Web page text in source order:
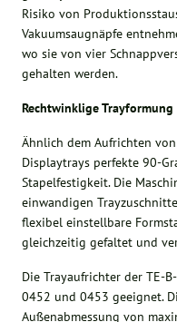
Risiko von
Vakuumsaugnäpfe
wo sie von vier
gehalten werden.
Rechtwinklige Trayformung
Ähnlich dem Aufrichten
Displaytrays perfekte 90-
Stapelfestigkeit. Die
einwandigen
flexibel einstellbare
gleichzeitig gefaltet und
Die Trayaufrichter der TE-
0452 und 0453 geeignet.
Außenabmessung von